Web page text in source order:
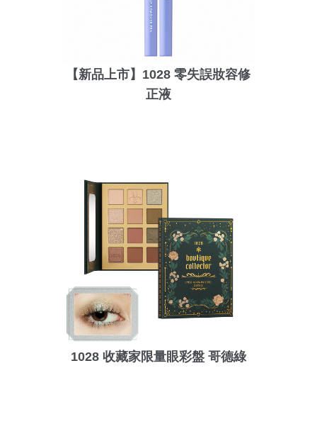
【新品上市】1028 零失誤妝容修
正液
1028 收藏家限量眼彩盤 哥德綠